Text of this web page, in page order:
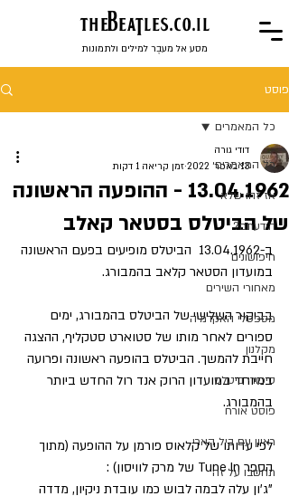
theBeaTles.co.il
מסע אל מעבֶר למילים ולתמונות
פוסט
כל המאמרים
אז זהו שלא
הידעתם?
חיפושונים
מאחורי השירים
מספסלי האקדמיה
מקלנון
סיפורי ביטלס
פוסט אורח
ראיון עם ביל הארי
תחשבו על זה
כל המאמרים
13.04.1962 - ההופעה הראשונה
של הביטלס בסטאר קאלב
דודי גורה
13 באפר׳ 2022
זמן קריאה 1 דקות
ב-13.04.1962  הביטלס מופיעים בפעם הראשונה
במועדון הסטאר קלאב בהמבורג.
בביקור השלישי של הביטלס בהמבורג, ימים
ספורים לאחר מותו של סטוארט סטקליף, ההצגה
חייבת להמשך. הביטלס בהופעה ראשונה ופרועה
במיוחד במועדון הרוק אנד רול החדש ביותר
בהמבורג.
לפי עדותו של קלאוס פורמן על ההופעה (מתוך
הספר Tune In של מרק לוויסון) :
"ג'ון עלה לבמה לבוש כמו עובדת ניקיון, מדדה